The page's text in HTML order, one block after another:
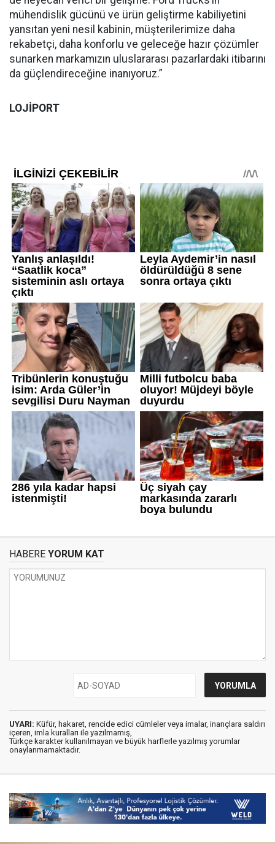
mühendislik gücünü ve ürün geliştirme kabiliyetini
yansıtan yeni nesil kabinin, müşterilerimize daha
rekabetçi, daha konforlu ve geleceğe hazır çözümler
sunarken markamızın uluslararası pazarlardaki itibarını
da güçlendireceğine inanıyoruz.”
LOJİPORT
HABERE YORUM KAT
UYARI: Küfür, hakaret, rencide edici cümleler veya imalar, inançlara saldırı
içeren, imla kuralları ile yazılmamış,
Türkçe karakter kullanılmayan ve büyük harflerle yazılmış yorumlar
onaylanmamaktadır.